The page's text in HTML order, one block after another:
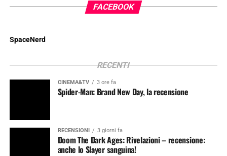
FACEBOOK
SpaceNerd
RECENTI
CINEMA&TV 3 ore fa
Spider-Man: Brand New Day, la recensione
RECENSIONI 3 giorni fa
Doom The Dark Ages: Rivelazioni – recensione:
anche lo Slayer sanguina!